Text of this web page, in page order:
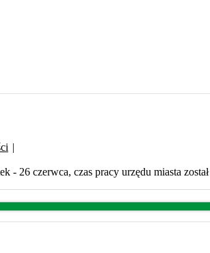
|
26 czerwca, czas pracy urzędu miasta